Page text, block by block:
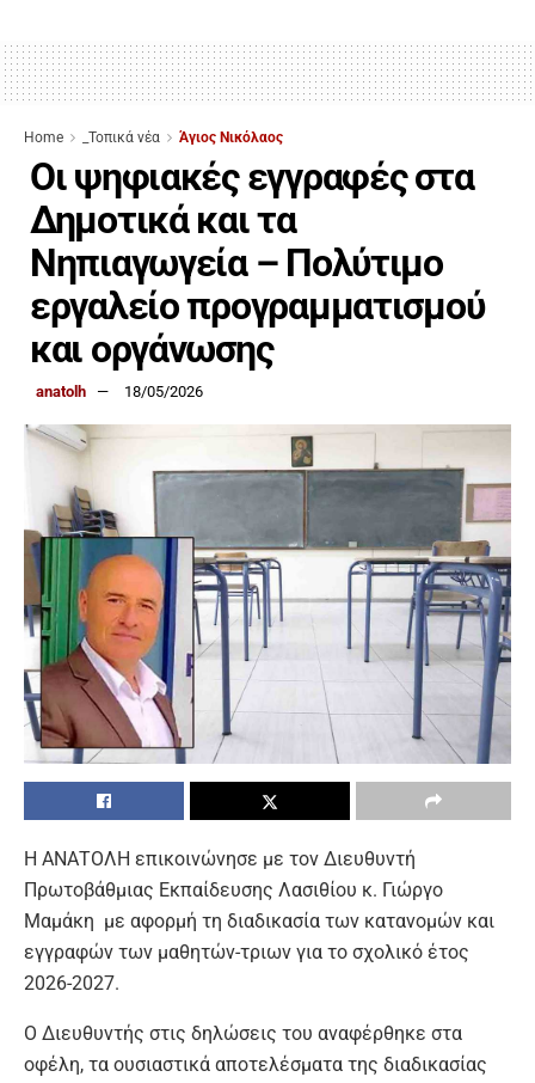
Home _Τοπικά νέα Άγιος Νικόλαος
Οι ψηφιακές εγγραφές στα
Δημοτικά και τα
Νηπιαγωγεία – Πολύτιμο
εργαλείο προγραμματισμού
και οργάνωσης
anatolh 18/05/2026
Η ΑΝΑΤΟΛΗ επικοινώνησε με τον Διευθυντή
Πρωτοβάθμιας Εκπαίδευσης Λασιθίου κ. Γιώργο
Μαμάκη με αφορμή τη διαδικασία των κατανομών και
εγγραφών των μαθητών-τριων για το σχολικό έτος
2026-2027.
Ο Διευθυντής στις δηλώσεις του αναφέρθηκε στα
οφέλη, τα ουσιαστικά αποτελέσματα της διαδικασίας